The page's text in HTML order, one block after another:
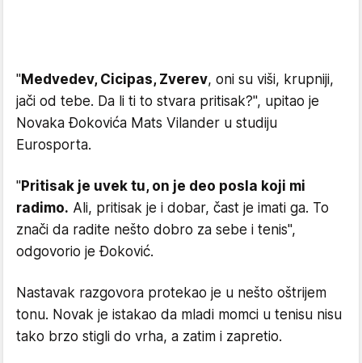
''Medvedev, Cicipas, Zverev, oni su viši, krupniji,
jači od tebe. Da li ti to stvara pritisak?'', upitao je
Novaka Đokovića Mats Vilander u studiju
Eurosporta.
''Pritisak je uvek tu, on je deo posla koji mi
radimo. Ali, pritisak je i dobar, čast je imati ga. To
znači da radite nešto dobro za sebe i tenis'',
odgovorio je Đoković.
Nastavak razgovora protekao je u nešto oštrijem
tonu. Novak je istakao da mladi momci u tenisu nisu
tako brzo stigli do vrha, a zatim i zapretio.